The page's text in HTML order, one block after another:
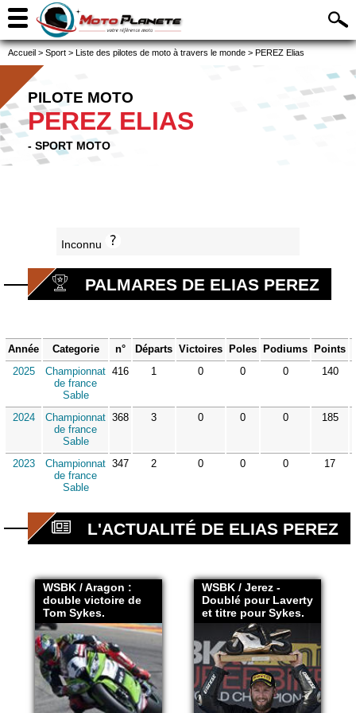
Accueil > Sport > Liste des pilotes de moto à travers le monde > PEREZ Elias
PILOTE MOTO
PEREZ ELIAS
- SPORT MOTO
Inconnu
PALMARES DE ELIAS PEREZ
Année Categorie n° Départs Victoires Poles Podiums Points
2025
Championnat
de france
Sable
416 1 0 0 0 140
2024
Championnat
de france
Sable
368 3 0 0 0 185
2023
Championnat
de france
Sable
347 2 0 0 0 17
L'ACTUALITÉ DE ELIAS PEREZ
WSBK / Aragon :
double victoire de
Tom Sykes.
WSBK / Jerez -
Doublé pour Laverty
et titre pour Sykes.